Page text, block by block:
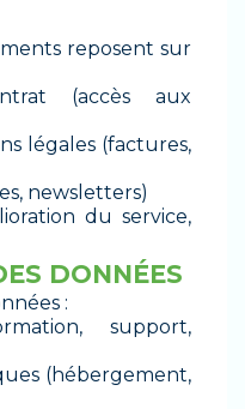
reposent sur
(accès aux
légales (factures,
newsletters)
du service,
DONNÉES
:
support,
(hébergement,